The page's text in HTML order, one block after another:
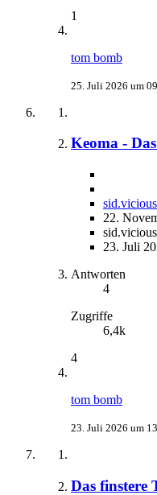
1
tom bomb
25. Juli 2026 um
Keoma -
sid.vicious
22.
sid.vicious
23. Juli
Antworten
4
Zugriffe
6,4k
4
tom bomb
23. Juli 2026 um
Das finstere